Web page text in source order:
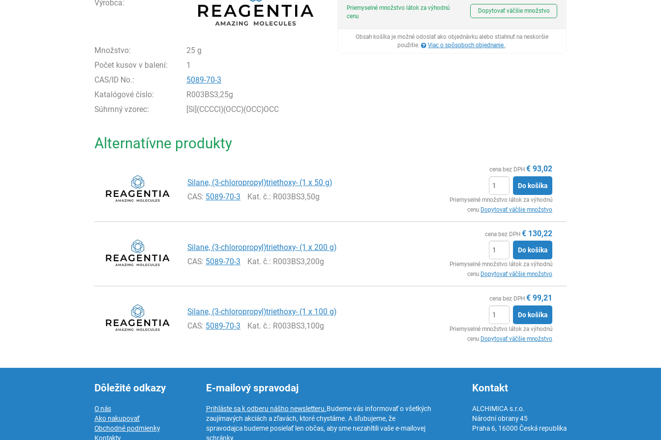
Výrobca:
Množstvo:
25 g
Počet kusov v balení:
1
CAS/ID No.:
5089-70-3
Katalógové číslo:
R003BS3,25g
Súhrnný vzorec:
[Si](CCCCl)(OCC)(OCC)OCC
Ks
Priemyselné množstvo látok za výhodnú
cenu
Dopytovať väčšie množstvo
Obsah košíka je možné odoslať ako objednávku alebo stiahnuť na neskoršie
použitie.
Viac o spôsoboch objednanie .
Alternatívne produkty
Silane, (3-chloropropyl)triethoxy- (1 x 50 g)
CAS: 5089-70-3 Kat. č.: R003BS3,50g
cena bez DPH € 93,02
Do košíka
Priemyselné množstvo látok za výhodnú
cenu Dopytovať väčšie množstvo
Silane, (3-chloropropyl)triethoxy- (1 x 200 g)
CAS: 5089-70-3 Kat. č.: R003BS3,200g
cena bez DPH € 130,22
Do košíka
Priemyselné množstvo látok za výhodnú
cenu Dopytovať väčšie množstvo
Silane, (3-chloropropyl)triethoxy- (1 x 100 g)
CAS: 5089-70-3 Kat. č.: R003BS3,100g
cena bez DPH € 99,21
Do košíka
Priemyselné množstvo látok za výhodnú
cenu Dopytovať väčšie množstvo
Dôležité odkazy
O nás
Ako nakupovať
Obchodné podmienky
Kontakty
E-mailový spravodaj
Prihláste sa k odberu nášho newsletteru.Budeme vás informovať o všetkých
zaujímavých akciách a zľavách, ktoré chystáme. A sľubujeme, že
spravodajca budeme posielať len občas, aby sme nezahltili vaše e-mailovej
schránky.
Kontakt
ALCHIMICA s.r.o.
Národní obrany 45
Praha 6, 16000 Česká republika